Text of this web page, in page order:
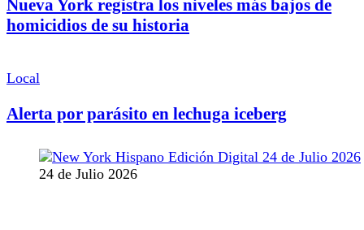
Nueva York registra los niveles más bajos de
homicidios de su historia
Local
Alerta por parásito en lechuga iceberg
24 de Julio 2026